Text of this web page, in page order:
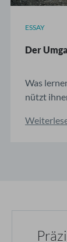
ESSAY
Der
Was
nützt